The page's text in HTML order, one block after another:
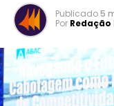
Publicado5
Por